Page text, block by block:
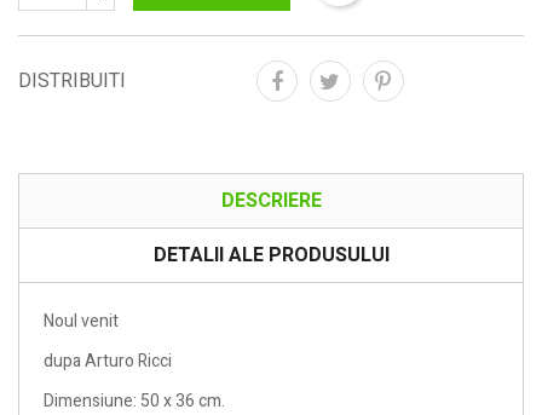
DISTRIBUITI
DESCRIERE
DETALII ALE PRODUSULUI
Noul venit
dupa Arturo Ricci
Dimensiune: 50 x 36 cm.